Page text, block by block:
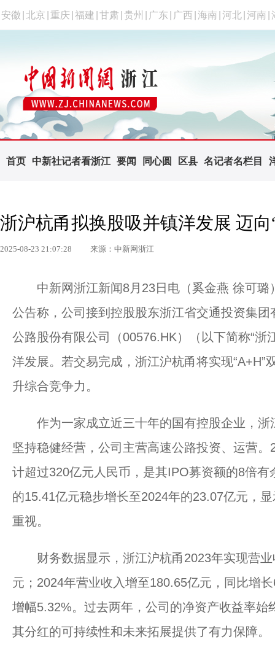
安徽 北京 重庆 福建 甘肃 贵州 广东 广西 海南 河北 河南
首页 中新社记者看浙江 要闻 同心圆 区县 名记者名栏目
浙沪杭甬拟换股吸并镇洋发展 迈
2025-08-23 21:07:28 来源：中新网浙江
中新网浙江新闻8月23日电（奚金燕 徐可璐
公告称，公司接到控股股东浙江省交通投资集
公路股份有限公司（00576.HK）（以下简称“浙
洋发展。若交易完成，浙江沪杭甬将实现
升综合竞争力。
作为一家成立近三十年的国有控股企业，浙
坚持稳健经营，公司主营高速公路投资、运营
计超过320亿元人民币，是其IPO募资额的8倍
的15.41亿元稳步增长至2024年的23.07亿元，
重视。
财务数据显示，浙江沪杭甬2023年实现营业
元；2024年营业收入增至180.65亿元，同比增
增幅5.32%。过去两年，公司的净资产收益率
其分红的可持续性和未来拓展提供了有力保障。